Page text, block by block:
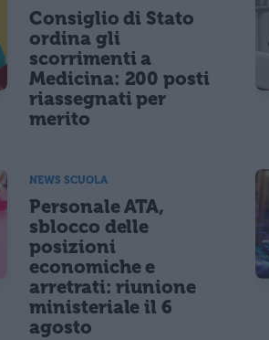
Consiglio di Stato
ordina gli
scorrimenti a
Medicina: 200 posti
riassegnati per
merito
NEWS SCUOLA
Personale ATA,
sblocco delle
posizioni
economiche e
arretrati: riunione
ministeriale il 6
agosto